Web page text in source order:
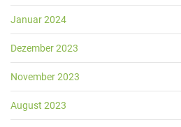
Januar 2024
Dezember 2023
November 2023
August 2023